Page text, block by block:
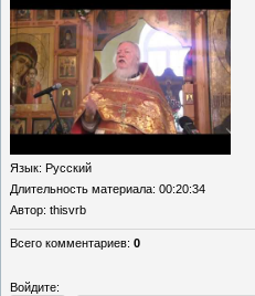
Язык: Русский
Длительность материала: 00:20:34
Автор: thisvrb
Всего комментариев: 0
Войдите: